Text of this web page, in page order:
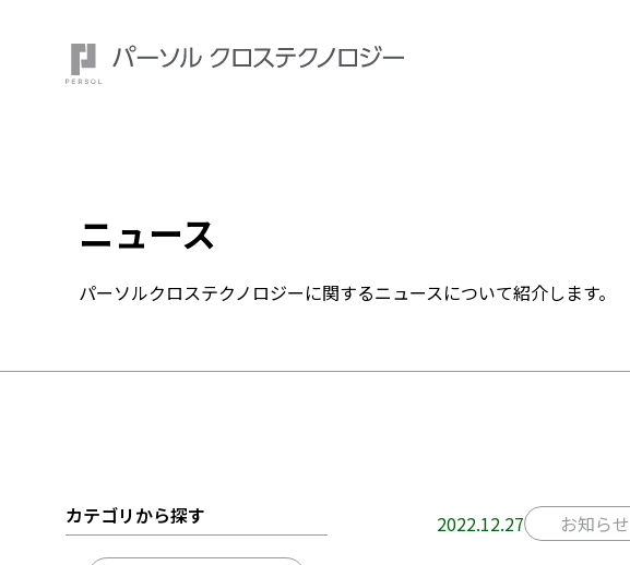
ニュース
パーソルクロステクノロジーに関するニュースについて紹介します。
カテゴリから探す 2022.12.27 お知らせ